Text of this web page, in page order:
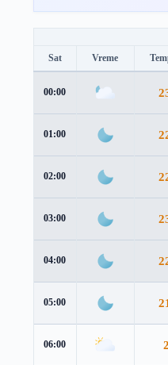
Sat Vreme
00:00
01:00
02:00
03:00
04:00
05:00
06:00